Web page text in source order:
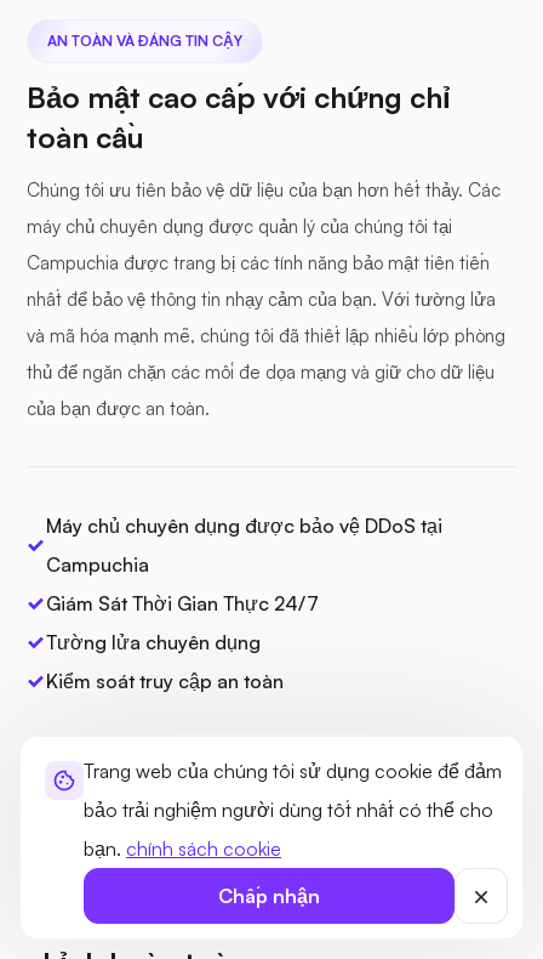
Trang web của chúng tôi sử dụng cookie để đảm
bảo trải nghiệm người dùng tốt nhất có thể cho
bạn. chính sách cookie
Chấp nhận
Được bảo vệ
AN TOÀN VÀ ĐÁNG TIN CẬY
Bảo mật cao cấp với chứng chỉ
toàn cầu
Chúng tôi ưu tiên bảo vệ dữ liệu của bạn hơn hết thảy. Các
máy chủ chuyên dụng được quản lý của chúng tôi tại
Campuchia được trang bị các tính năng bảo mật tiên tiến
nhất để bảo vệ thông tin nhạy cảm của bạn. Với tường lửa
và mã hóa mạnh mẽ, chúng tôi đã thiết lập nhiều lớp phòng
thủ để ngăn chặn các mối đe dọa mạng và giữ cho dữ liệu
của bạn được an toàn.
Máy chủ chuyên dụng được bảo vệ DDoS tại
Campuchia
Giám Sát Thời Gian Thực 24/7
Tường lửa chuyên dụng
Kiểm soát truy cập an toàn
TÙY CHỈNH
Máy chủ chuyên dụng có thể tùy
bộ vi xử lý
Ổ cứng SSD NVMe 100GB
RAM
Bộ xử lý đồ họa
Ổ cứng SSD NVMe 100GB